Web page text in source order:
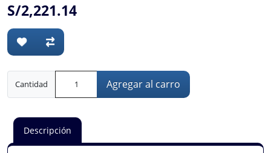
S/2,221.14
Cantidad Agregar al carro
Descripción